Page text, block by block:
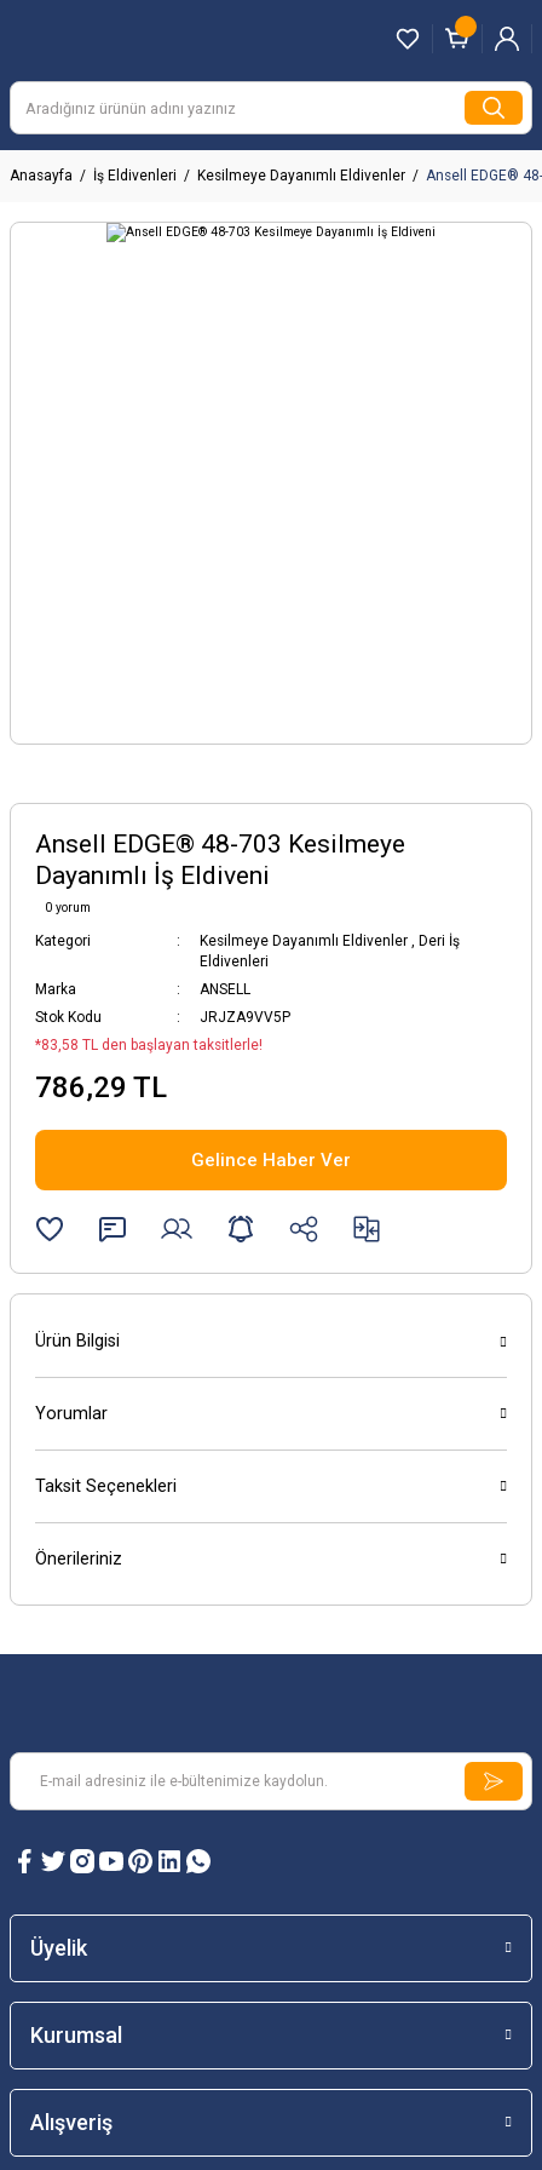
Anasayfa İş Eldivenleri Kesilmeye Dayanımlı Eldivenler Ansell EDGE®
Ansell EDGE® 48-703 Kesilmeye
Dayanımlı İş Eldiveni
0 yorum
Kategori Kesilmeye Dayanımlı Eldivenler , Deri İş
Eldivenleri
Marka
ANSELL
Stok Kodu
JRJZA9VV5P
*83,58 TL den başlayan taksitlerle!
786,29 TL
Gelince Haber Ver
Ürün Bilgisi
Yorumlar
Taksit Seçenekleri
Önerileriniz
Üyelik
Kurumsal
Alışveriş